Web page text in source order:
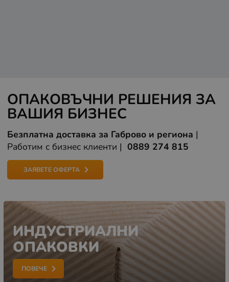
ОПАКОВЪЧНИ РЕШЕНИЯ ЗА
ВАШИЯ БИЗНЕС
Безплатна доставка за Габрово и региона |
Работим с бизнес клиенти | 0889 274 815
ЗАЯВЕТЕ ОФЕРТА
ИНДУСТРИАЛНИ
ОПАКОВКИ
ПОВЕЧЕ